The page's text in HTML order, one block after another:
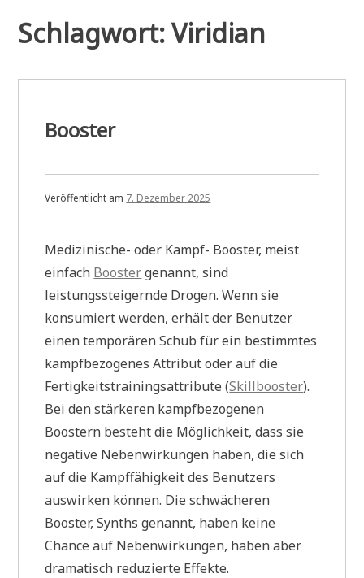
Schlagwort:Viridian
Booster
Veröffentlicht am 7. Dezember 2025
Medizinische- oder Kampf- Booster, meist
einfach Boostergenannt, sind
leistungssteigernde Drogen. Wenn sie
konsumiert werden, erhält der Benutzer
einen temporären Schub für ein bestimmtes
kampfbezogenes Attribut oder auf die
Fertigkeitstrainingsattribute (Skillbooster).
Bei den stärkeren kampfbezogenen
Boostern besteht die Möglichkeit, dass sie
negative Nebenwirkungen haben, die sich
auf die Kampffähigkeit des Benutzers
auswirken können. Die schwächeren
Booster, Synths genannt, haben keine
Chance auf Nebenwirkungen, haben aber
dramatisch reduzierte Effekte.